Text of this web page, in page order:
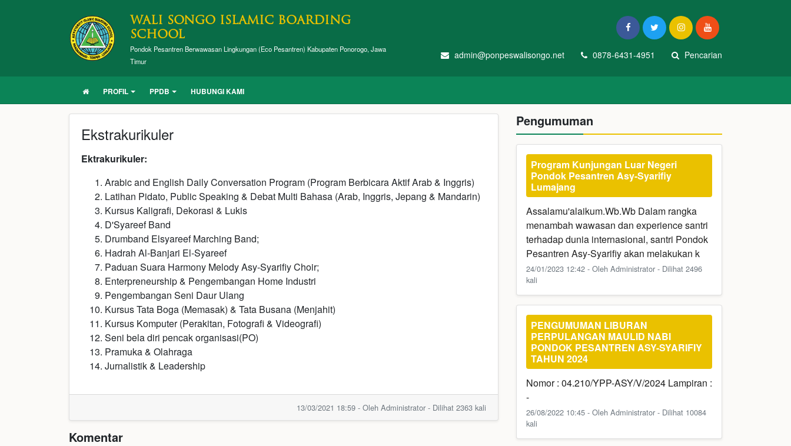
WALI SONGO ISLAMIC BOARDING
SCHOOL
Pondok Pesantren Berwawasan Lingkungan (Eco Pesantren) Kabupaten Ponorogo, Jawa
Timur
admin@ponpeswalisongo.net 0878-6431-4951 Pencarian
PROFIL PPDB HUBUNGI KAMI
Ekstrakurikuler
Ektrakurikuler:
Arabic and English Daily Conversation Program (Program Berbicara Aktif Arab & Inggris)
Latihan Pidato, Public Speaking & Debat Multi Bahasa (Arab, Inggris, Jepang & Mandarin)
Kursus Kaligrafi, Dekorasi & Lukis
D'Syareef Band
Drumband Elsyareef Marching Band;
Hadrah Al-Banjari El-Syareef
Paduan Suara Harmony Melody Asy-Syarifiy Choir;
Enterpreneurship & Pengembangan Home Industri
Pengembangan Seni Daur Ulang
Kursus Tata Boga (Memasak) & Tata Busana (Menjahit)
Kursus Komputer (Perakitan, Fotografi & Videografi)
Seni bela diri pencak organisasi(PO)
Pramuka & Olahraga
Jurnalistik & Leadership
13/03/2021 18:59 - Oleh Administrator - Dilihat 2363 kali
Komentar
Pengumuman
Program Kunjungan Luar Negeri
Pondok Pesantren Asy-Syarifiy
Lumajang
Assalamu'alaikum.Wb.Wb Dalam rangka
menambah wawasan dan experience santri
terhadap dunia internasional, santri Pondok
Pesantren Asy-Syarifiy akan melakukan k
24/01/2023 12:42 - Oleh Administrator - Dilihat 2496
kali
PENGUMUMAN LIBURAN
PERPULANGAN MAULID NABI
PONDOK PESANTREN ASY-SYARIFIY
TAHUN 2024
Nomor : 04.210/YPP-ASY/V/2024 Lampiran :
-
26/08/2022 10:45 - Oleh Administrator - Dilihat 10084
kali